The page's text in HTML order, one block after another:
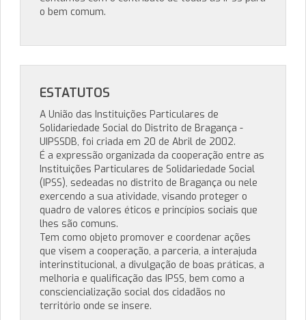
o bem comum.
ESTATUTOS
A União das Instituições Particulares de
Solidariedade Social do Distrito de Bragança -
UIPSSDB, foi criada em 20 de Abril de 2002.
É a expressão organizada da cooperação entre as
Instituições Particulares de Solidariedade Social
(IPSS), sedeadas no distrito de Bragança ou nele
exercendo a sua atividade, visando proteger o
quadro de valores éticos e princípios sociais que
lhes são comuns.
Tem como objeto promover e coordenar ações
que visem a cooperação, a parceria, a interajuda
interinstitucional, a divulgação de boas práticas, a
melhoria e qualificação das IPSS, bem como a
consciencialização social dos cidadãos no
território onde se insere.